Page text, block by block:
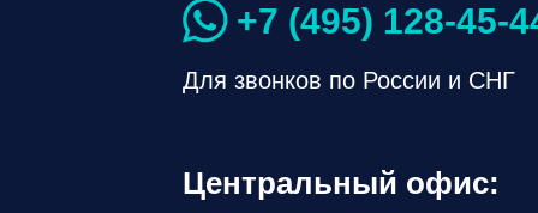
Для звонков по России и СНГ
+7 (495) 128-45-
Центральный офис: